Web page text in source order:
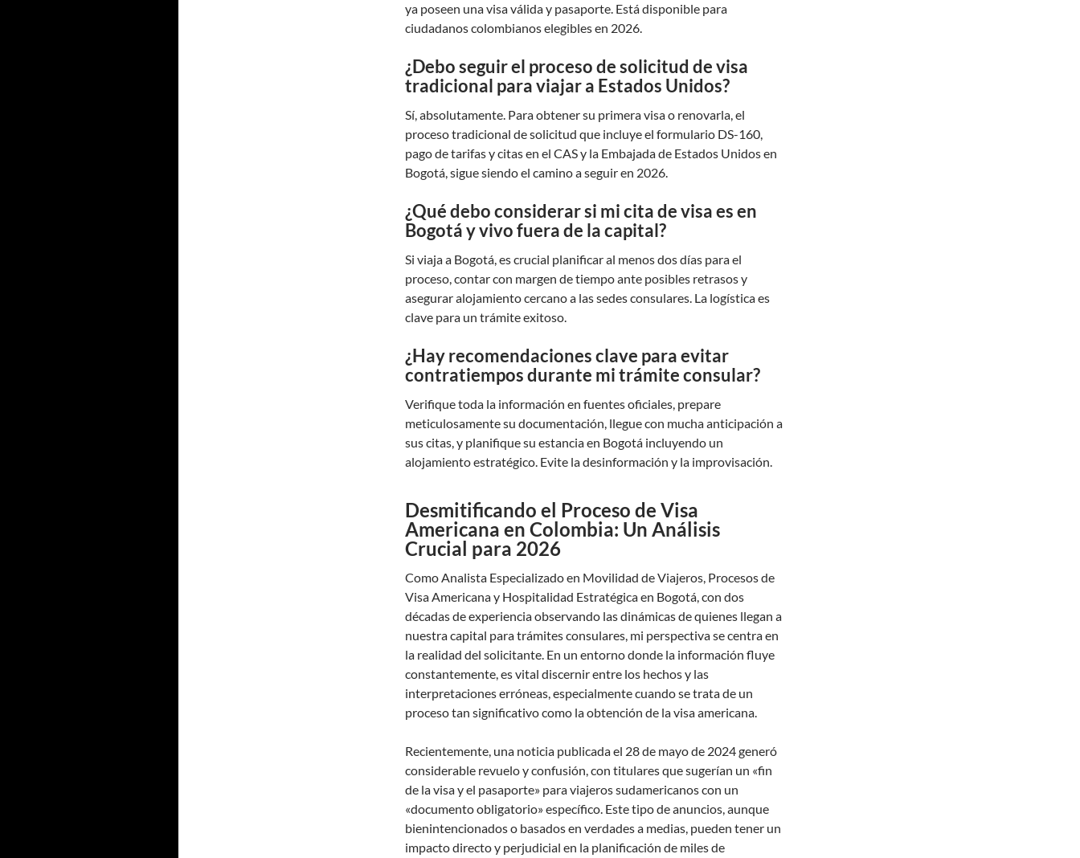
ya poseen una visa válida y pasaporte. Está disponible para
ciudadanos colombianos elegibles en 2026.
¿Debo seguir el proceso de solicitud de visa
tradicional para viajar a Estados Unidos?
Sí, absolutamente. Para obtener su primera visa o renovarla, el
proceso tradicional de solicitud que incluye el formulario DS-160,
pago de tarifas y citas en el CAS y la Embajada de Estados Unidos en
Bogotá, sigue siendo el camino a seguir en 2026.
¿Qué debo considerar si mi cita de visa es en
Bogotá y vivo fuera de la capital?
Si viaja a Bogotá, es crucial planificar al menos dos días para el
proceso, contar con margen de tiempo ante posibles retrasos y
asegurar alojamiento cercano a las sedes consulares. La logística es
clave para un trámite exitoso.
¿Hay recomendaciones clave para evitar
contratiempos durante mi trámite consular?
Verifique toda la información en fuentes oficiales, prepare
meticulosamente su documentación, llegue con mucha anticipación a
sus citas, y planifique su estancia en Bogotá incluyendo un
alojamiento estratégico. Evite la desinformación y la improvisación.
Desmitificando el Proceso de Visa
Americana en Colombia: Un Análisis
Crucial para 2026
Como Analista Especializado en Movilidad de Viajeros, Procesos de
Visa Americana y Hospitalidad Estratégica en Bogotá, con dos
décadas de experiencia observando las dinámicas de quienes llegan a
nuestra capital para trámites consulares, mi perspectiva se centra en
la realidad del solicitante. En un entorno donde la información fluye
constantemente, es vital discernir entre los hechos y las
interpretaciones erróneas, especialmente cuando se trata de un
proceso tan significativo como la obtención de la visa americana.
Recientemente, una noticia publicada el 28 de mayo de 2024 generó
considerable revuelo y confusión, con titulares que sugerían un «fin
de la visa y el pasaporte» para viajeros sudamericanos con un
«documento obligatorio» específico. Este tipo de anuncios, aunque
bienintencionados o basados en verdades a medias, pueden tener un
impacto directo y perjudicial en la planificación de miles de